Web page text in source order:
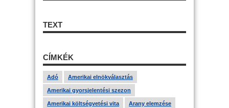
TEXT
CÍMKÉK
Adó Amerikai elnökválasztás
Amerikai gyorsjelentési szezon
Amerikai költségvetési vita Arany elemzése